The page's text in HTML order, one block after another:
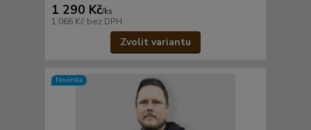
1 290 Kč/ks
1 066 Kč bez DPH
Zvolit variantu
Novinka